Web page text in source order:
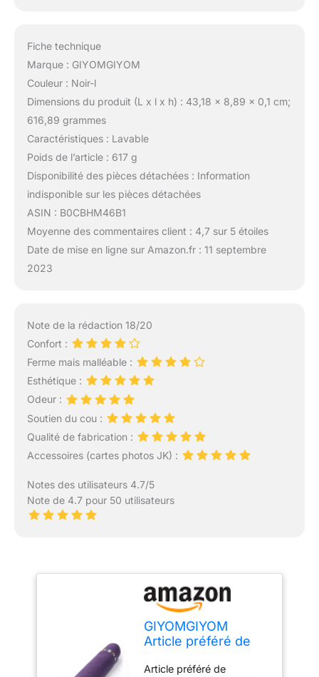
Fiche technique
Marque : GIYOMGIYOM
Couleur : Noir-l
Dimensions du produit (L x l x h) : 43,18 x 8,89 x 0,1 cm;
616,89 grammes
Caractéristiques : Lavable
Poids de l’article : 617 g
Disponibilité des pièces détachées : Information
indisponible sur les pièces détachées
ASIN : B0CBHM46B1
Moyenne des commentaires client : 4,7 sur 5 étoiles
Date de mise en ligne sur Amazon.fr : 11 septembre
2023
Note de la rédaction 18/20
Confort :
Ferme mais malléable :
Esthétique :
Odeur :
Soutien du cou :
Qualité de fabrication :
Accessoires (cartes photos JK) :
Notes des utilisateurs 4.7/5
Note de 4.7 pour 50 utilisateurs
GIYOMGIYOM
Article préféré de
Coussin de sieste
Article préféré de